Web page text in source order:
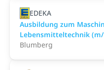
EDEKA
Ausbildung zum
Lebensmitteltechnik
Blumberg